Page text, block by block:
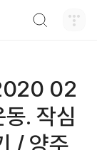
02
. 작심
/ 양주